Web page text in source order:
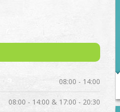
08:00 - 14:00
08:00 - 14:00 & 17:00 - 20:30